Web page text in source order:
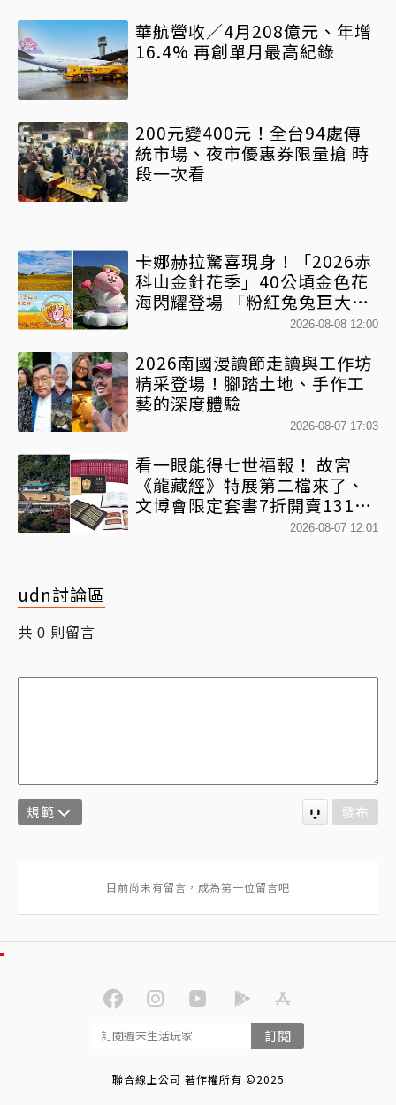
華航營收／4月208億元、年增
16.4% 再創單月最高紀錄
200元變400元！全台94處傳
統市場、夜市優惠券限量搶 時
段一次看
卡娜赫拉驚喜現身！「2026赤
科山金針花季」40公頃金色花
海閃耀登場 「粉紅兔兔巨大氣
球+超狂500樂遊券」快追
2026-08-08 12:00
2026南國漫讀節走讀與工作坊
精采登場！腳踏土地、手作工
藝的深度體驗
2026-08-07 17:03
看一眼能得七世福報！ 故宮
《龍藏經》特展第二檔來了、
文博會限定套書7折開賣131萬
網驚：貧窮限制想像2026-08-07 12:01
udn討論區
共 0 則留言
規範 發布
訂閱
聯合線上公司 著作權所有 ©2025